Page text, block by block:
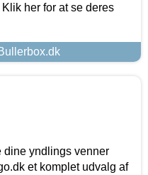
her for at se deres
yndlings venner
et komplet udvalg af